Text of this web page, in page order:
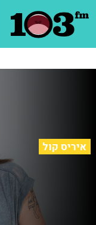
איריס קול